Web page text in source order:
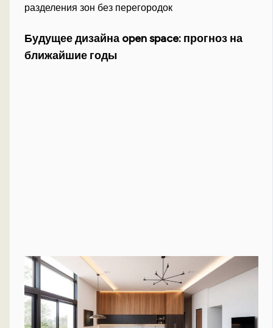
разделения зон без перегородок
Будущее дизайна open space: прогноз на
ближайшие годы